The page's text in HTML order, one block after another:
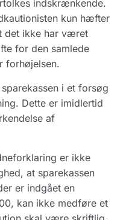
indskrænkende.
kun hæfter
det ikke har været
for den samlede
forhøjelsen.
i et forsøg
Dette er imidlertid
af
er ikke
at sparekassen
er indgået en
kan ikke medføre et